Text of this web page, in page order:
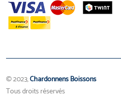
© 2023,Chardonnens Boissons
Tous droits réservés